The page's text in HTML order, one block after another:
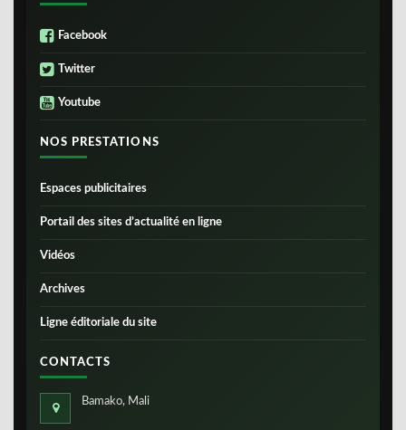
Facebook
Twitter
Youtube
NOS PRESTATIONS
Espaces publicitaires
Portail des sites d’actualité en ligne
Vidéos
Archives
Ligne éditoriale du site
CONTACTS
Bamako, Mali